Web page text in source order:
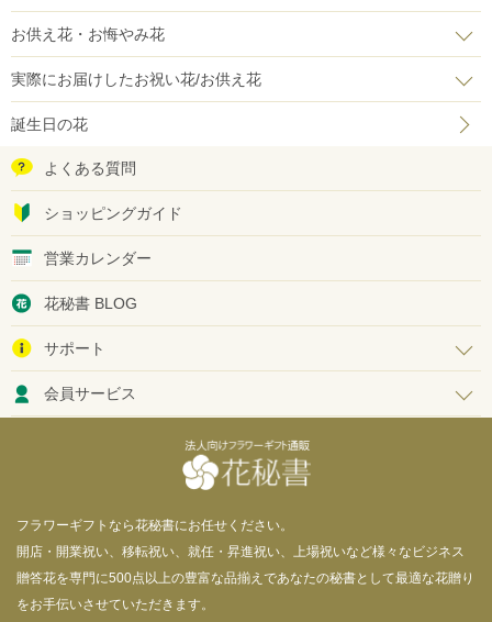
お供え花・お悔やみ花
実際にお届けしたお祝い花/お供え花
誕生日の花
よくある質問
ショッピングガイド
営業カレンダー
花秘書 BLOG
サポート
会員サービス
フラワーギフトなら花秘書にお任せください。
開店・開業祝い、移転祝い、就任・昇進祝い、上場祝いなど様々なビジネス
贈答花を専門に500点以上の豊富な品揃えであなたの秘書として最適な花贈り
をお手伝いさせていただきます。